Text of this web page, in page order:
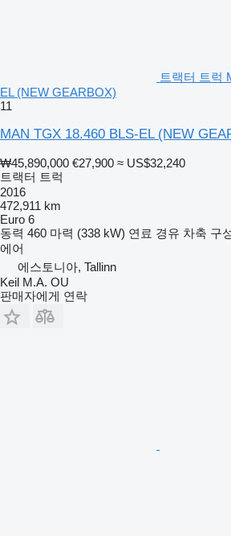
트랙터 트럭
EL (NEW GEARBOX)
11
MAN TGX 18.460 BLS-EL (NEW
₩45,890,000 €27,900 ≈ US$32,240
트랙터 트럭
2016
472,911 km
Euro 6
동력 460 마력 (338 kW) 연료 경유 차축 구
에어
에스토니아, Tallinn
Keil M.A. OU
판매자에게 연락